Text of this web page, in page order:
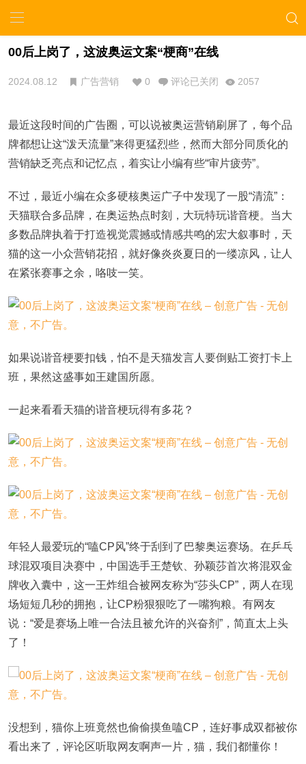
00后上岗了，这波奥运文案“梗商”在线
2024.08.12 广告营销 0 评论已关闭 2057
最近这段时间的广告圈，可以说被奥运营销刷屏了，每个品
牌都想让这“泼天流量”来得更猛烈些，然而大部分同质化的
营销缺乏亮点和记忆点，着实让小编有些“审片疲劳”。
不过，最近小编在众多硬核奥运广子中发现了一股“清流”：
天猫联合多品牌，在奥运热点时刻，大玩特玩谐音梗。当大
多数品牌执着于打造视觉震撼或情感共鸣的宏大叙事时，天
猫的这一小众营销花招，就好像炎炎夏日的一缕凉风，让人
在紧张赛事之余，咯吱一笑。
如果说谐音梗要扣钱，怕不是天猫发言人要倒贴工资打卡上
班，果然这盛事如王建国所愿。
一起来看看天猫的谐音梗玩得有多花？
年轻人最爱玩的“嗑CP风”终于刮到了巴黎奥运赛场。在乒乓
球混双项目决赛中，中国选手王楚钦、孙颖莎首次将混双金
牌收入囊中，这一王炸组合被网友称为“莎头CP”，两人在现
场短短几秒的拥抱，让CP粉狠狠吃了一嘴狗粮。有网友
说：“爱是赛场上唯一合法且被允许的兴奋剂”，简直太上头
了！
没想到，猫你上班竟然也偷偷摸鱼嗑CP，连好事成双都被你
看出来了，评论区听取网友啊声一片，猫，我们都懂你！